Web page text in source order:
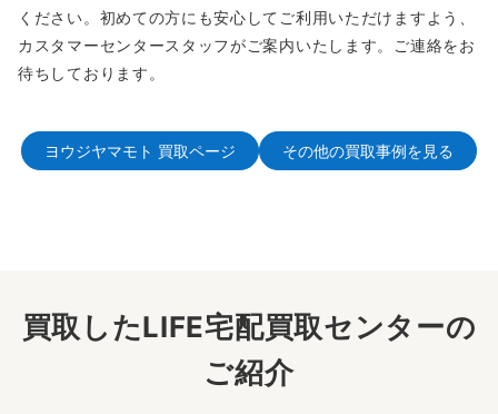
ください。初めての方にも安心してご利用いただけますよう、
カスタマーセンタースタッフがご案内いたします。ご連絡をお
待ちしております。
ヨウジヤマモト 買取ページ その他の買取事例を見る
買取したLIFE宅配買取センターの
ご紹介